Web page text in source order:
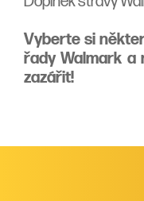
Vyberte si
řady Walmark a
zazářit!